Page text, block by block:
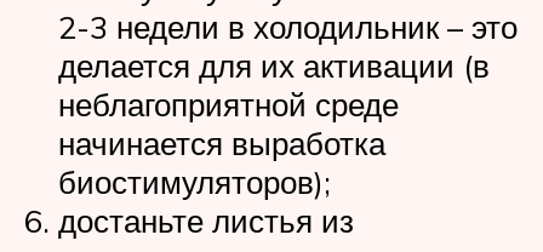
2-3 недели в холодильник – это
делается для их активации (в
неблагоприятной среде
начинается выработка
биостимуляторов);
достаньте листья из